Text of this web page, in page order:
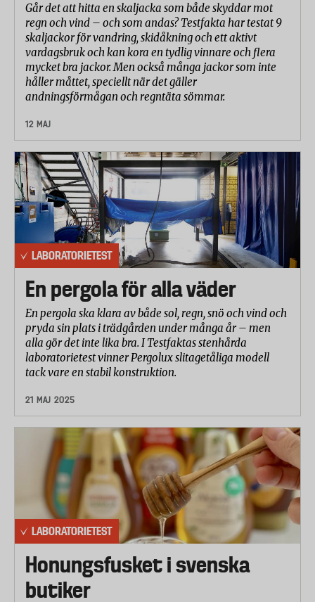
Går det att hitta en skaljacka som både skyddar mot
regn och vind – och som andas? Testfakta har testat 9
skaljackor för vandring, skidåkning och ett aktivt
vardagsbruk och kan kora en tydlig vinnare och flera
mycket bra jackor. Men också många jackor som inte
håller måttet, speciellt när det gäller
andningsförmågan och regntäta sömmar.
12 MAJ
LABORATORIETEST
En pergola för alla väder
En pergola ska klara av både sol, regn, snö och vind och
pryda sin plats i trädgården under många år – men
alla gör det inte lika bra. I Testfaktas stenhårda
laboratorietest vinner Pergolux slitagetåliga modell
tack vare en stabil konstruktion.
21 MAJ 2025
LABORATORIETEST
Honungsfusket i svenska
butiker